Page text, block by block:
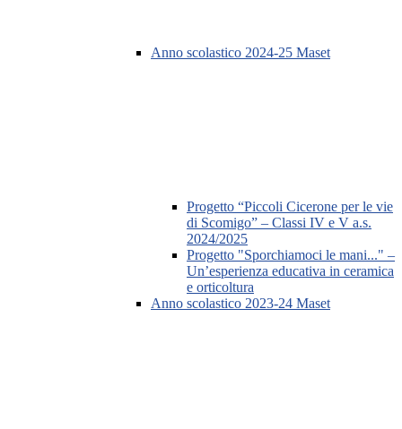
Anno scolastico 2024-25 Maset
Progetto “Piccoli Cicerone per le vie
di Scomigo” – Classi IV e V a.s.
2024/2025
Progetto "Sporchiamoci le mani..." –
Un’esperienza educativa in ceramica
e orticoltura
Anno scolastico 2023-24 Maset